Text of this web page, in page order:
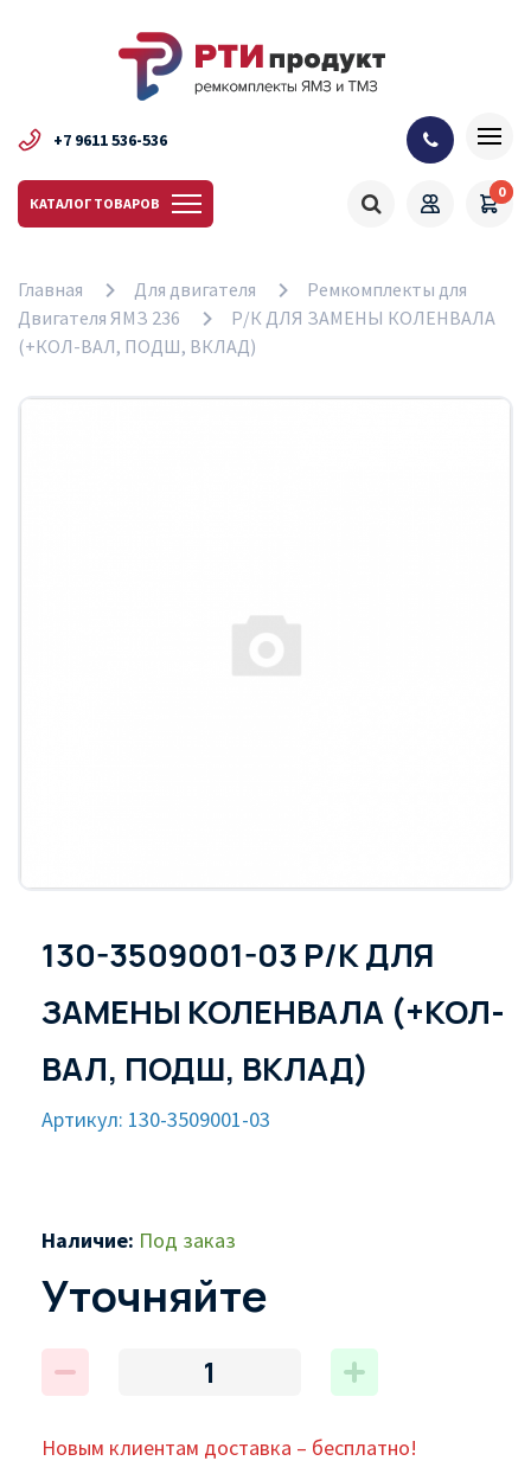
+7 9611 536-536
КАТАЛОГ ТОВАРОВ
0
Главная Для двигателя
Ремкомплекты для
Двигателя ЯМЗ 236
Р/К ДЛЯ ЗАМЕНЫ КОЛЕНВАЛА
(+КОЛ-ВАЛ, ПОДШ, ВКЛАД)
130-3509001-03 Р/К ДЛЯ
ЗАМЕНЫ КОЛЕНВАЛА (+КОЛ-
ВАЛ, ПОДШ, ВКЛАД)
Артикул: 130-3509001-03
Наличие: Под заказ
Уточняйте
Новым клиентам доставка – бесплатно!